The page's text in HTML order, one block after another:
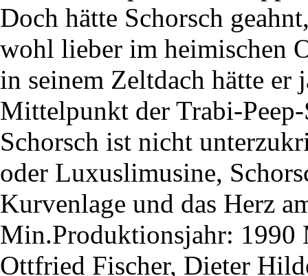
Doch hätte Schorsch
wohl lieber im heimischen
in seinem Zeltdach hätte er
Mittelpunkt der Trabi-
Schorsch ist nicht
oder Luxuslimusine,
Kurvenlage und das Herz
Min.Produktionsjahr: 1990
Ottfried Fischer, Dieter